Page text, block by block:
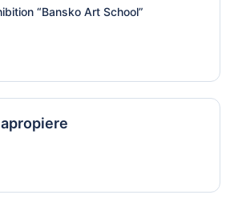
“Bansko Art School”